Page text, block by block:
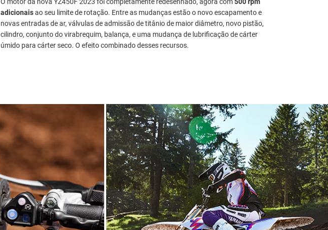
adicionaisao seu limite de rotação. Entre as mudanças estão o novo escapamento e
novas entradas de ar, válvulas de admissão de titânio de maior diâmetro, novo pistão,
cilindro, conjunto do virabrequim, balança, e uma mudança de lubrificação de cárter
úmido para cárter seco. O efeito combinado desses recursos.